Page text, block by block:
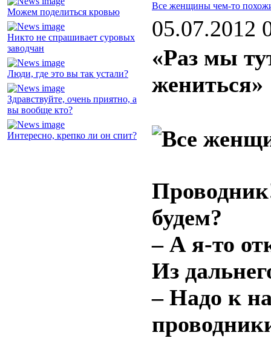
Можем поделиться кровью
Никто не спрашивает суровых
заводчан
Люди, где это вы так устали?
Здравствуйте, очень приятно, а
вы вообще кто?
Интересно, крепко ли он спит?
Все женщины чем-то
05.07.2012
«Раз мы
жениться»
будем?
– А я-то
Из
– Надо к